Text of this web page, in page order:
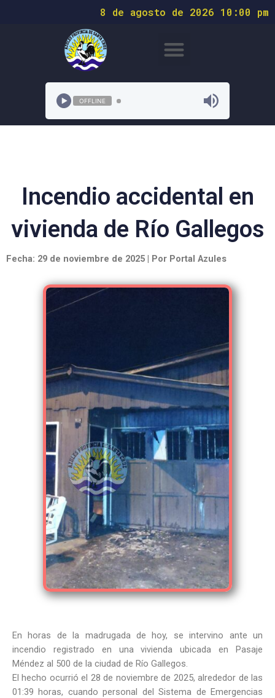
8 de agosto de 2026 10:00 pm
OFFLINE
Incendio accidental en
vivienda de Río Gallegos
Fecha: 29 de noviembre de 2025 | Por Portal Azules
En horas de la madrugada de hoy, se intervino ante un
incendio registrado en una vivienda ubicada en Pasaje
Méndez al 500 de la ciudad de Río Gallegos.
El hecho ocurrió el 28 de noviembre de 2025, alrededor de las
01:39 horas, cuando personal del Sistema de Emergencias